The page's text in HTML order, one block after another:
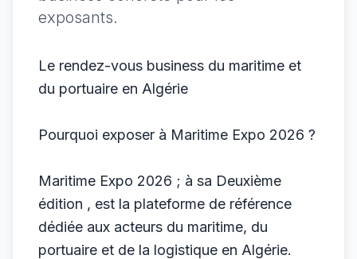
exposants.
Le rendez-vous business du maritime et
du portuaire en Algérie
Pourquoi exposer à Maritime Expo 2026 ?
Maritime Expo 2026 ; à sa Deuxième
édition , est la plateforme de référence
dédiée aux acteurs du maritime, du
portuaire et de la logistique en Algérie.